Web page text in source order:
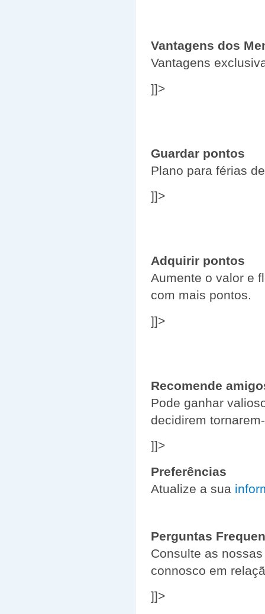
Vantagens dos
Vantagens
]]>
Guardar pontos
Plano para férias
]]>
Adquirir pontos
Aumente o valor e
com mais pontos.
]]>
Recomende
Pode ganhar
decidirem
]]>
Preferências
Atualize a sua
Perguntas
Consulte as
connosco em
]]>